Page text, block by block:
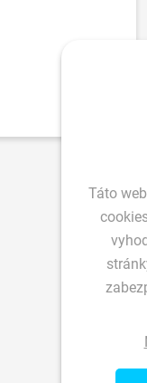
Táto